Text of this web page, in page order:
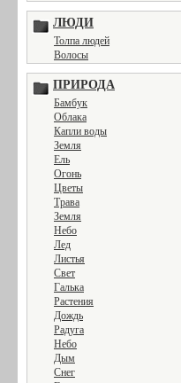
ЛЮДИ
Толпа людей
Волосы
ПРИРОДА
Бамбук
Облака
Капли воды
Земля
Ель
Огонь
Цветы
Трава
Земля
Небо
Лед
Листья
Свет
Галька
Растения
Дождь
Радуга
Небо
Дым
Снег